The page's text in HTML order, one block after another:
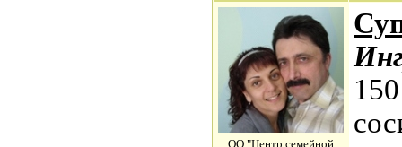
ОО "Центр семейной